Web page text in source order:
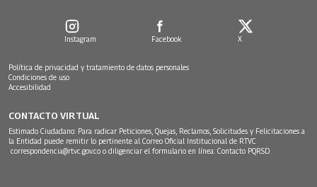
Instagram Facebook X
Política de privacidad y tratamiento de datos personales
Condiciones de uso
Accesibilidad
CONTACTO VIRTUAL
Estimado Ciudadano: Para radicar Peticiones, Quejas, Reclamos, Solicitudes y Felicitaciones a
la Entidad puede remitir lo pertinente al Correo Oficial Institucional de RTVC
correspondencia@rtvc.gov.co o diligenciar el formulario en línea: Contacto PQRSD.